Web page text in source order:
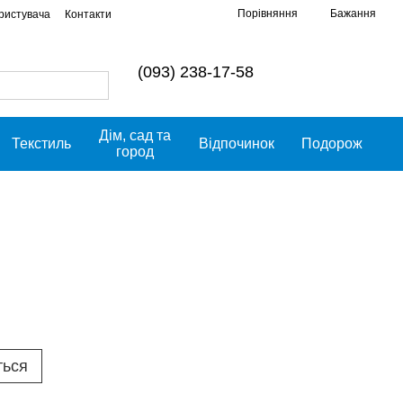
Контакти Порівняння Бажання
(093) 238-17-58
Текстиль
Дім, сад та
город
Відпочинок Подорож